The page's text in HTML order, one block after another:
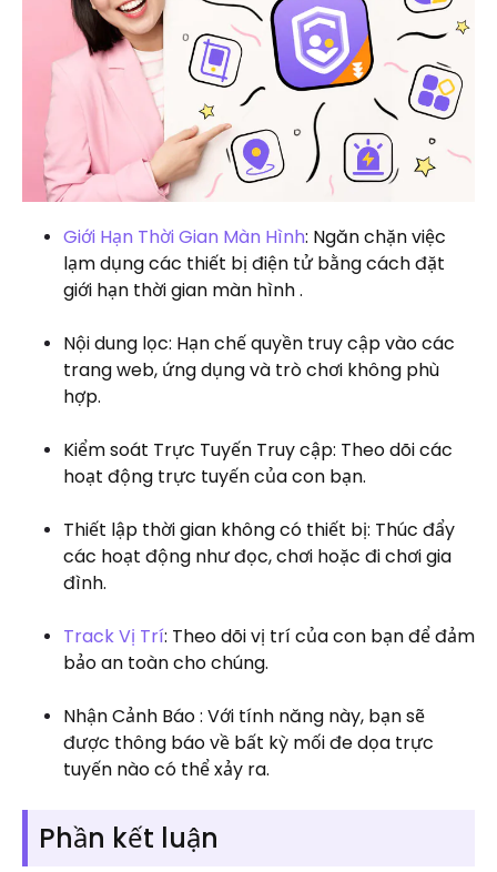
Giới Hạn Thời Gian Màn Hình: Ngăn chặn việc
lạm dụng các thiết bị điện tử bằng cách đặt
giới hạn thời gian màn hình .
Nội dung lọc: Hạn chế quyền truy cập vào các
trang web, ứng dụng và trò chơi không phù
hợp.
Kiểm soát Trực Tuyến Truy cập: Theo dõi các
hoạt động trực tuyến của con bạn.
Thiết lập thời gian không có thiết bị: Thúc đẩy
các hoạt động như đọc, chơi hoặc đi chơi gia
đình.
Track Vị Trí: Theo dõi vị trí của con bạn để đảm
bảo an toàn cho chúng.
Nhận Cảnh Báo : Với tính năng này, bạn sẽ
được thông báo về bất kỳ mối đe dọa trực
tuyến nào có thể xảy ra.
Phần kết luận